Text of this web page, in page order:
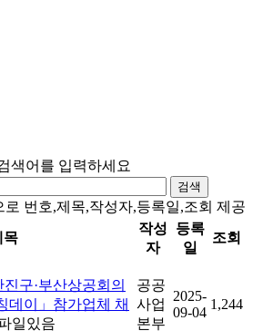
색어를 입력하세요
검색
번호,제목,작성자,등록일,조회 제공
목
작성
자
등록
일
조회
진구·부산상공회의
데이」참가업체 채
공공
사업
본부
2025-
09-04
1,244